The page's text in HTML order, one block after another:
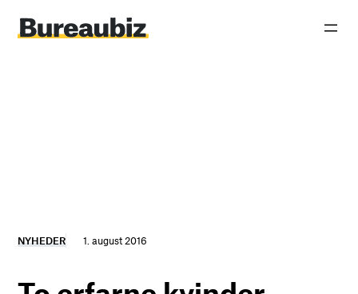
indhold
NYHEDER 1. august 2016